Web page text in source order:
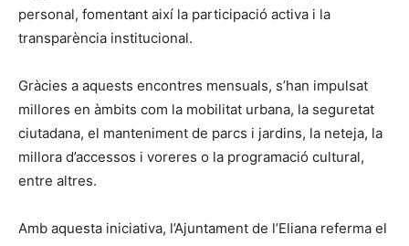
personal, fomentant així la participació activa i la
transparència institucional.
Gràcies a aquests encontres mensuals, s’han impulsat
millores en àmbits com la mobilitat urbana, la seguretat
ciutadana, el manteniment de parcs i jardins, la neteja, la
millora d’accessos i voreres o la programació cultural,
entre altres.
Amb aquesta iniciativa, l’Ajuntament de l’Eliana referma el